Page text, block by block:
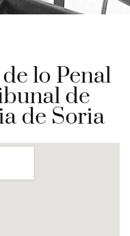
lo Penal
de
de Soria